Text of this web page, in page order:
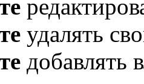
удалять
добавлять